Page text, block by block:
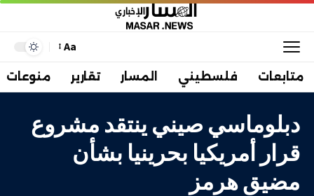
Aa
متابعات فلسطيني المسار تقارير منوعات
دبلوماسي صيني ينتقد مشروع
قرار أمريكيا بحرينيا بشأن
مضيق هرمز